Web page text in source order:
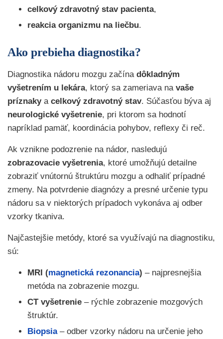
celkový zdravotný stav pacienta,
reakcia organizmu na liečbu.
Ako prebieha diagnostika?
Diagnostika nádoru mozgu začína dôkladným
vyšetrením u lekára, ktorý sa zameriava na vaše
príznakya celkový zdravotný stav. Súčasťou býva aj
neurologické vyšetrenie, pri ktorom sa hodnotí
napríklad pamäť, koordinácia pohybov, reflexy či reč.
Ak vznikne podozrenie na nádor, nasledujú
zobrazovacie vyšetrenia, ktoré umožňujú detailne
zobraziť vnútornú štruktúru mozgu a odhaliť prípadné
zmeny. Na potvrdenie diagnózy a presné určenie typu
nádoru sa v niektorých prípadoch vykonáva aj odber
vzorky tkaniva.
Najčastejšie metódy, ktoré sa využívajú na diagnostiku,
sú:
MRI (magnetická rezonancia) – najpresnejšia
metóda na zobrazenie mozgu.
CT vyšetrenie – rýchle zobrazenie mozgových
štruktúr.
Biopsia– odber vzorky nádoru na určenie jeho